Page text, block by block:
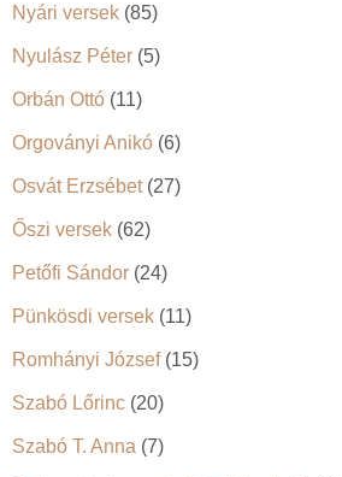
Nyári versek (85)
Nyulász Péter (5)
Orbán Ottó (11)
Orgoványi Anikó (6)
Osvát Erzsébet(27)
Őszi versek (62)
Petőfi Sándor (24)
Pünkösdi versek (11)
Romhányi József(15)
Szabó Lőrinc (20)
Szabó T. Anna (7)